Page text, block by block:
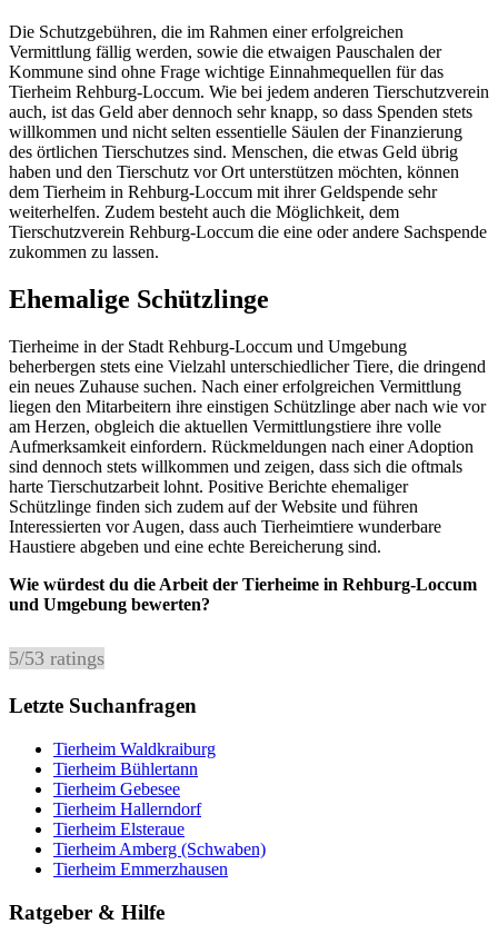
Die Schutzgebühren, die im Rahmen einer erfolgreichen
Vermittlung fällig werden, sowie die etwaigen Pauschalen der
Kommune sind ohne Frage wichtige Einnahmequellen für das
Tierheim Rehburg-Loccum. Wie bei jedem anderen Tierschutzverein
auch, ist das Geld aber dennoch sehr knapp, so dass Spenden stets
willkommen und nicht selten essentielle Säulen der Finanzierung
des örtlichen Tierschutzes sind. Menschen, die etwas Geld übrig
haben und den Tierschutz vor Ort unterstützen möchten, können
dem Tierheim in Rehburg-Loccum mit ihrer Geldspende sehr
weiterhelfen. Zudem besteht auch die Möglichkeit, dem
Tierschutzverein Rehburg-Loccum die eine oder andere Sachspende
zukommen zu lassen.
Ehemalige Schützlinge
Tierheime in der Stadt Rehburg-Loccum und Umgebung
beherbergen stets eine Vielzahl unterschiedlicher Tiere, die dringend
ein neues Zuhause suchen. Nach einer erfolgreichen Vermittlung
liegen den Mitarbeitern ihre einstigen Schützlinge aber nach wie vor
am Herzen, obgleich die aktuellen Vermittlungstiere ihre volle
Aufmerksamkeit einfordern. Rückmeldungen nach einer Adoption
sind dennoch stets willkommen und zeigen, dass sich die oftmals
harte Tierschutzarbeit lohnt. Positive Berichte ehemaliger
Schützlinge finden sich zudem auf der Website und führen
Interessierten vor Augen, dass auch Tierheimtiere wunderbare
Haustiere abgeben und eine echte Bereicherung sind.
Wie würdest du die Arbeit der Tierheime in Rehburg-Loccum
und Umgebung bewerten?
5/53 ratings
Letzte Suchanfragen
Tierheim Waldkraiburg
Tierheim Bühlertann
Tierheim Gebesee
Tierheim Hallerndorf
Tierheim Elsteraue
Tierheim Amberg (Schwaben)
Tierheim Emmerzhausen
Ratgeber & Hilfe